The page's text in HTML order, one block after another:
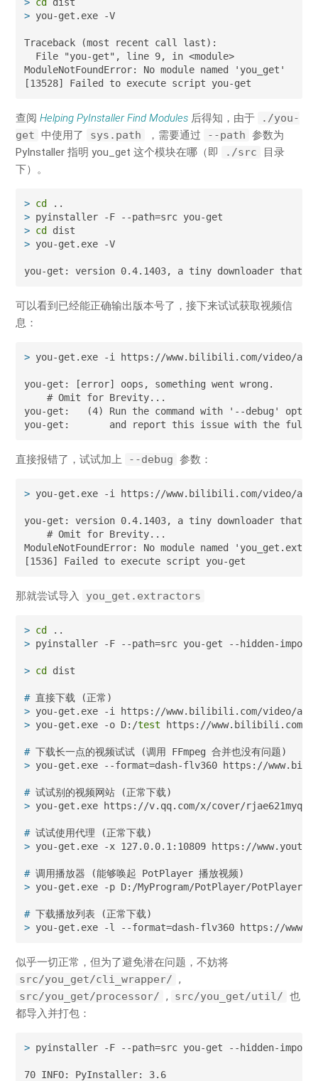
> you-get.exe -V
Traceback (most recent call last):
  File "you-get", line 9, in <module>
ModuleNotFoundError: No module named 'you_get'
[13528] Failed to execute script you-get
查阅Helping PyInstaller Find Modules 后得知，由于
./you-
get 中使用了 sys.path ，需要通过 --path 参数为
PyInstaller 指明 you_get 这个模块在哪（即
./src
目录
下）。
> cd
..
> pyinstaller -F --path=src you-get
> cd
dist
> you-get.exe -V
you-get: version 0.4.1403, a tiny downloader that
可以看到已经能正确输出版本号了，接下来试试获取视频信
息：
> you-get.exe -i https://www.bilibili.com/video/
you-get: [error] oops, something went wrong.
    # Omit for Brevity...
you-get:   (4) Run the command with '--debug'
you-get:       and report this issue with the full
直接报错了，试试加上 --debug 参数：
> you-get.exe -i https://www.bilibili.com/video/
you-get: version 0.4.1403, a tiny downloader that
    # Omit for Brevity...
ModuleNotFoundError: No module named
[1536] Failed to execute script you-get
那就尝试导入 you_get.extractors
> cd
..
> pyinstaller -F --path=src you-get --hidden-
> cd dist
# 直接下载 (正常)
> you-get.exe -i https://www.bilibili.com/video/
> you-get.exe -o D:/test https://www.bilibili.com/
# 下载长一点的视频试试 (调用 FFmpeg 合并也没有问题)
> you-get.exe --format=dash-flv360 https://
# 试试别的视频网站 (正常下载)
> you-get.exe https://v.qq.com/x/cover/
# 试试使用代理 (正常下载)
> you-get.exe -x 127.0.0.1:10809 https://
# 调用播放器 (能够唤起 PotPlayer 播放视频)
> you-get.exe -p D:/MyProgram/PotPlayer/
# 下载播放列表 (正常下载)
> you-get.exe -l --format=dash-flv360 https://
似乎一切正常，但为了避免潜在问题，不妨将
src/you_get/cli_wrapper/ ,
src/you_get/processor/ , src/you_get/util/ 也
都导入并打包：
> pyinstaller -F --path=src you-get --hidden-
70 INFO: PyInstaller: 3.6